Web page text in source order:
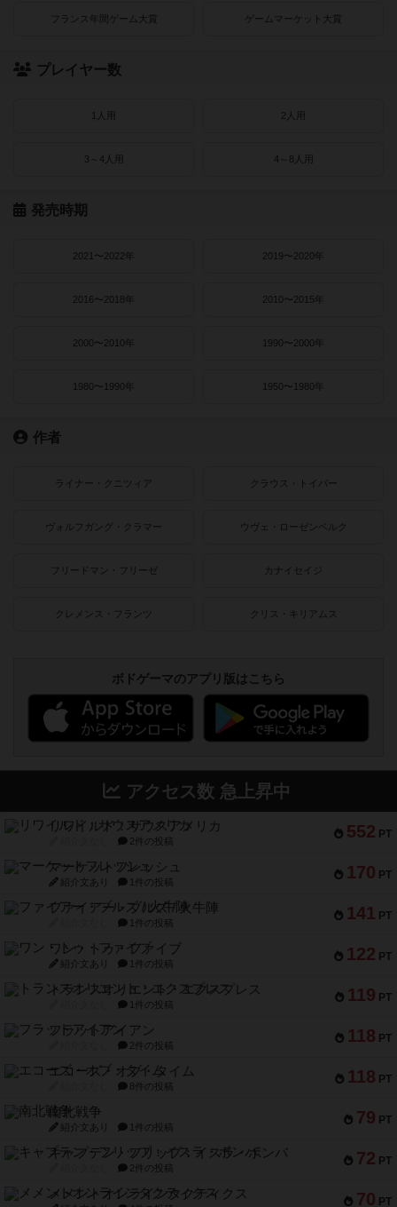
フランス年間ゲーム大賞 ゲームマーケット大賞
プレイヤー数
1人用 2人用
3～4人用 4～8人用
発売時期
2021〜2022年 2019〜2020年
2016〜2018年 2010〜2015年
2000〜2010年 1990〜2000年
1980〜1990年 1950〜1980年
作者
ライナー・クニツィア クラウス・トイバー
ヴォルフガング・クラマー ウヴェ・ローゼンベルク
フリードマン・フリーゼ カナイセイジ
クレメンス・フランツ クリス・キリアムス
ボドゲーマのアプリ版はこちら
アクセス数 急上昇中
552 PT
リワイルド：サウスアメリカ
2件の投稿
170 PT
マーケットフレッシュ
紹介文あり 1件の投稿
141 PT
ファイアー・ブルズ / 火牛陣
1件の投稿
122 PT
ワン・トゥ・ファイブ
紹介文あり 1件の投稿
119 PT
トランスオリエント・エクスプレス
1件の投稿
118 PT
フラットアイアン
2件の投稿
118 PT
エコーズ・オブ・タイム
8件の投稿
79 PT
南北戦争
紹介文あり 1件の投稿
72 PT
キャプテン・フリップ：イスラ・ボンバ
2件の投稿
70 PT
メメントオンラインタクティクス